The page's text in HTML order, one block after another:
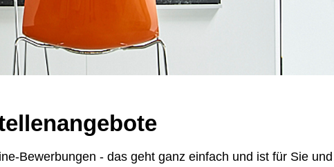
Bewerbungen - das geht ganz einfach und ist für Sie